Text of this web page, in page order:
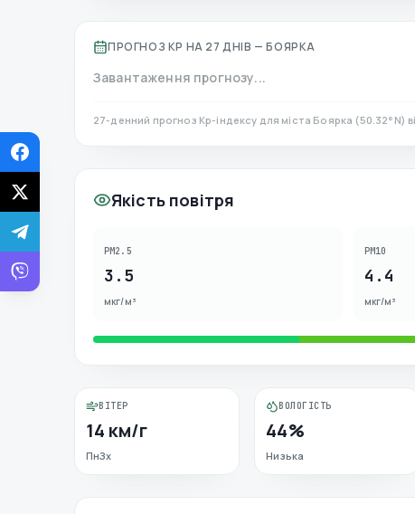
ПРОГНОЗ KP НА 27 ДНІВ — БОЯРКА
Завантаження прогнозу...
27-денний прогноз Kp-індексу для міста Боярка (50.32°N)
Якість повітря
PM2.5
3.5
мкг/м³
PM10
4.4
мкг/м³
ВІТЕР
14 км/г
ПнЗх
ВОЛОГІСТЬ
44%
Низька